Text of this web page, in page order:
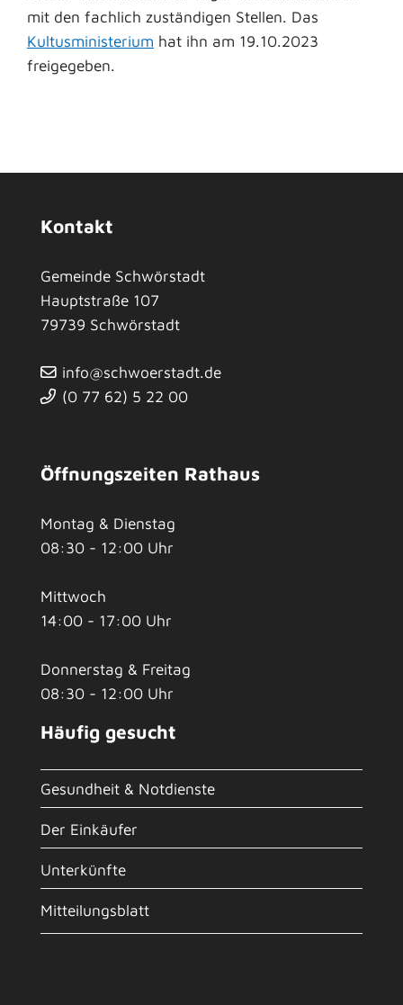
mit den fachlich zuständigen Stellen. Das
Kultusministerium hat ihn am 19.10.2023
freigegeben.
Kontakt
Gemeinde Schwörstadt
Hauptstraße 107
79739 Schwörstadt
info@schwoerstadt.de
(0 77 62) 5 22 00
Öffnungszeiten Rathaus
Montag & Dienstag
08:30 - 12:00 Uhr
Mittwoch
14:00 - 17:00 Uhr
Donnerstag & Freitag
08:30 - 12:00 Uhr
Häufig gesucht
Gesundheit & Notdienste
Der Einkäufer
Unterkünfte
Mitteilungsblatt